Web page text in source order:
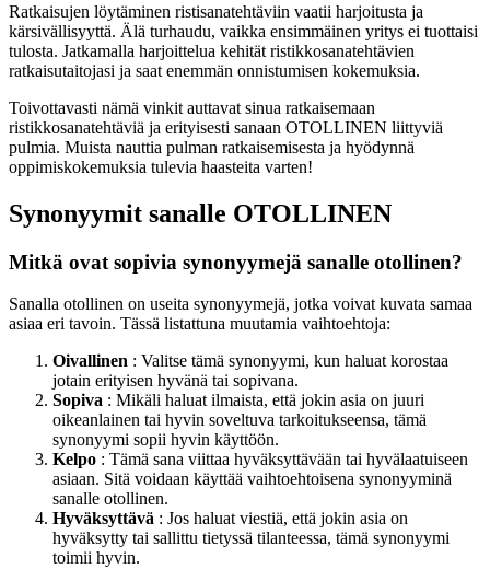
Ratkaisujen löytäminen ristisanatehtäviin vaatii harjoitusta ja
kärsivällisyyttä. Älä turhaudu, vaikka ensimmäinen yritys ei tuottaisi
tulosta. Jatkamalla harjoittelua kehität ristikkosanatehtävien
ratkaisutaitojasi ja saat enemmän onnistumisen kokemuksia.
Toivottavasti nämä vinkit auttavat sinua ratkaisemaan
ristikkosanatehtäviä ja erityisesti sanaan OTOLLINEN liittyviä
pulmia. Muista nauttia pulman ratkaisemisesta ja hyödynnä
oppimiskokemuksia tulevia haasteita varten!
Synonyymit sanalle OTOLLINEN
Mitkä ovat sopivia synonyymejä sanalle otollinen?
Sanalla otollinen on useita synonyymejä, jotka voivat kuvata samaa
asiaa eri tavoin. Tässä listattuna muutamia vaihtoehtoja:
Oivallinen : Valitse tämä synonyymi, kun haluat korostaa
jotain erityisen hyvänä tai sopivana.
Sopiva : Mikäli haluat ilmaista, että jokin asia on juuri
oikeanlainen tai hyvin soveltuva tarkoitukseensa, tämä
synonyymi sopii hyvin käyttöön.
Kelpo : Tämä sana viittaa hyväksyttävään tai hyvälaatuiseen
asiaan. Sitä voidaan käyttää vaihtoehtoisena synonyyminä
sanalle otollinen.
Hyväksyttävä : Jos haluat viestiä, että jokin asia on
hyväksytty tai sallittu tietyssä tilanteessa, tämä synonyymi
toimii hyvin.